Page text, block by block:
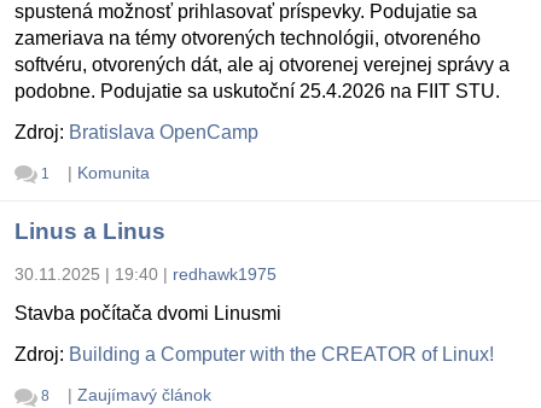
spustená možnosť prihlasovať príspevky. Podujatie sa
zameriava na témy otvorených technológii, otvoreného
softvéru, otvorených dát, ale aj otvorenej verejnej správy a
podobne. Podujatie sa uskutoční 25.4.2026 na FIIT STU.
Zdroj: Bratislava OpenCamp
1 | Komunita
Linus a Linus
30.11.2025 | 19:40 | redhawk1975
Stavba počítača dvomi Linusmi
Zdroj: Building a Computer with the CREATOR of Linux!
8 | Zaujímavý článok